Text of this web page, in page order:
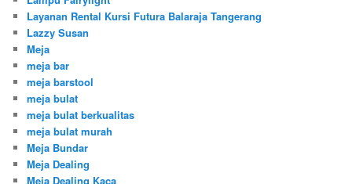
Layanan Rental Kursi Futura Balaraja Tangerang
Lazzy Susan
Meja
meja bar
meja barstool
meja bulat
meja bulat berkualitas
meja bulat murah
Meja Bundar
Meja Dealing
Meja Dealing Kaca